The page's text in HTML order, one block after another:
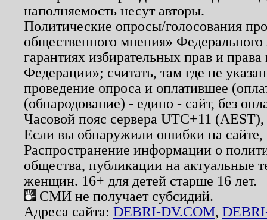
наполняемость несут авторы.
Политические опросы/голосования
общественного мнения»
гарантиях избирательных прав и
Федерации»; считать, там где не
проведение опроса и оплатившее
(обнародование) - едино - сайт, без
Часовой пояс сервера UTC+11
Если вы обнаружили ошибки на
Распространение информации о
общества, публикации на актуальные
женщин. 16+ для детей старше 16 лет.
СМИ не получает субсидий.
Адреса сайта: DEBRI-DV.COM,